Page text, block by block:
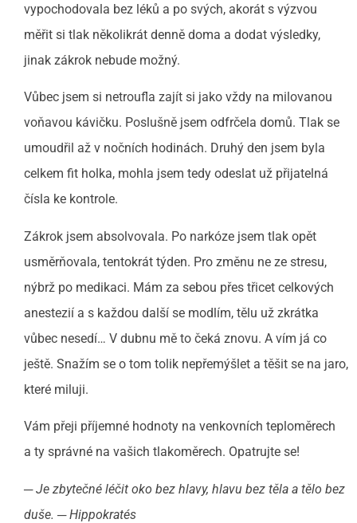
vypochodovala bez léků a po svých, akorát s výzvou
měřit si tlak několikrát denně doma a dodat výsledky,
jinak zákrok nebude možný.
Vůbec jsem si netroufla zajít si jako vždy na milovanou
voňavou kávičku. Poslušně jsem odfrčela domů. Tlak se
umoudřil až v nočních hodinách. Druhý den jsem byla
celkem fit holka, mohla jsem tedy odeslat už přijatelná
čísla ke kontrole.
Zákrok jsem absolvovala. Po narkóze jsem tlak opět
usměrňovala, tentokrát týden. Pro změnu ne ze stresu,
nýbrž po medikaci. Mám za sebou přes třicet celkových
anestezií a s každou další se modlím, tělu už zkrátka
vůbec nesedí… V dubnu mě to čeká znovu. A vím já co
ještě. Snažím se o tom tolik nepřemýšlet a těšit se na jaro,
které miluji.
Vám přeji příjemné hodnoty na venkovních teploměrech
a ty správné na vašich tlakoměrech. Opatrujte se!
─ Je zbytečné léčit oko bez hlavy, hlavu bez těla a tělo bez
duše. ─ Hippokratés